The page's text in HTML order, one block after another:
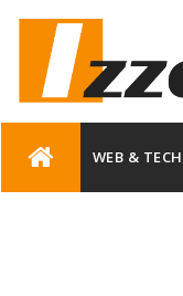
WEB & TECH